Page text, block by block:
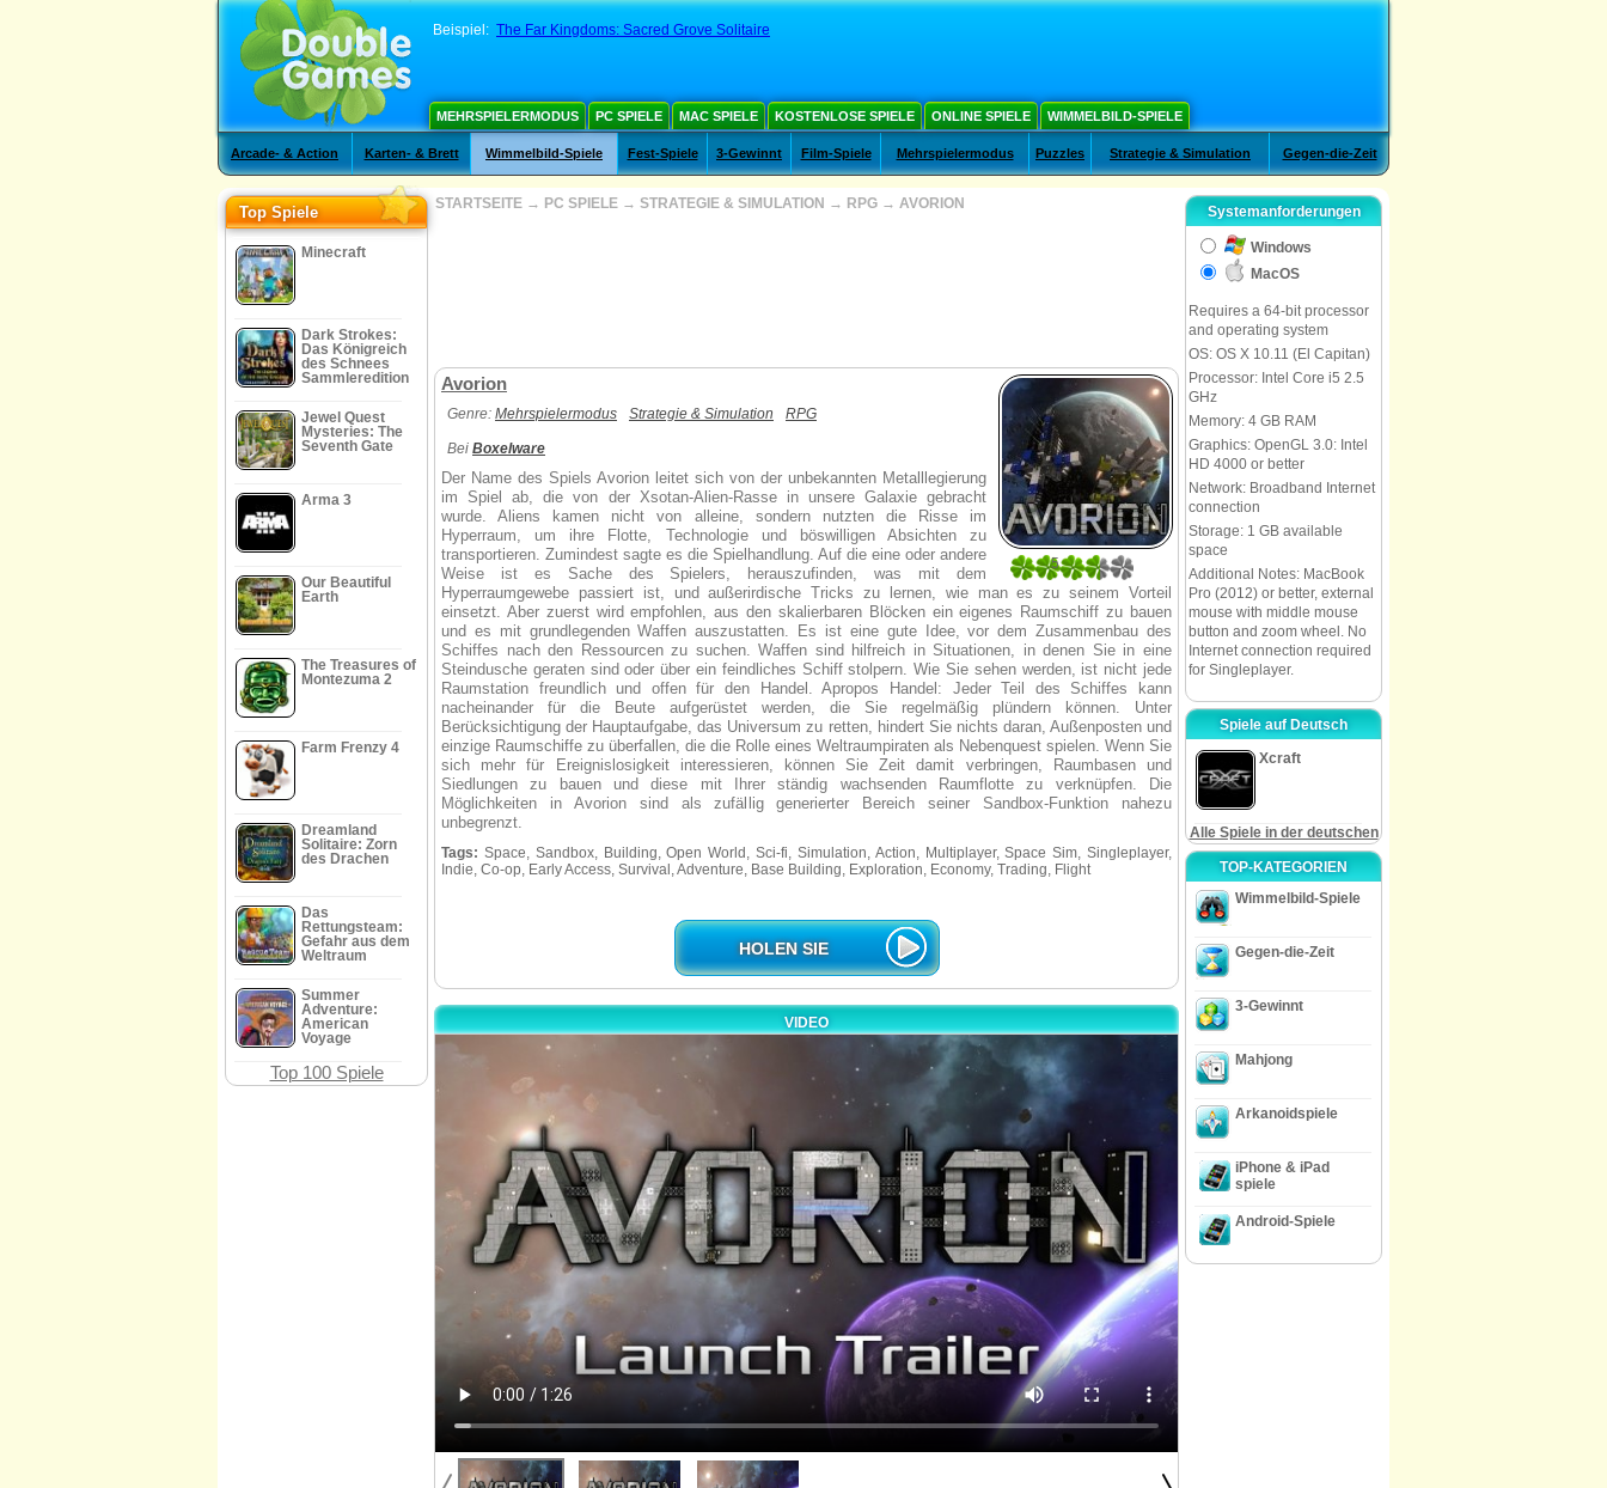
Beispiel: The Far Kingdoms: Sacred Grove Solitaire
MEHRSPIELERMODUS PC SPIELE MAC SPIELE KOSTENLOSE SPIELE ONLINE SPIELE WIMMELBILD-SPIELE
Arcade- & Action Karten- & Brett Wimmelbild-Spiele Fest-Spiele 3-Gewinnt Film-Spiele Mehrspielermodus Puzzles Strategie & Simulation Gegen-die-Zeit
Top Spiele
Minecraft
Dark Strokes:
Das Königreich
des Schnees
Sammleredition
Jewel Quest
Mysteries: The
Seventh Gate
Arma 3
Our Beautiful
Earth
The Treasures of
Montezuma 2
Farm Frenzy 4
Dreamland
Solitaire: Zorn
des Drachen
Das
Rettungsteam:
Gefahr aus dem
Weltraum
Summer
Adventure:
American
Voyage
Top 100 Spiele
STARTSEITE → PC SPIELE → STRATEGIE & SIMULATION → RPG → AVORION
5
1
Avorion
Genre: Mehrspielermodus Strategie & Simulation RPG
Bei Boxelware
Der Name des Spiels Avorion leitet sich von der unbekannten Metalllegierung
im Spiel ab, die von der Xsotan-Alien-Rasse in unsere Galaxie gebracht
wurde. Aliens kamen nicht von alleine, sondern nutzten die Risse im
Hyperraum, um ihre Flotte, Technologie und böswilligen Absichten zu
transportieren. Zumindest sagte es die Spielhandlung. Auf die eine oder andere
Weise ist es Sache des Spielers, herauszufinden, was mit dem
Hyperraumgewebe passiert ist, und außerirdische Tricks zu lernen, wie man es zu seinem Vorteil
einsetzt. Aber zuerst wird empfohlen, aus den skalierbaren Blöcken ein eigenes Raumschiff zu bauen
und es mit grundlegenden Waffen auszustatten. Es ist eine gute Idee, vor dem Zusammenbau des
Schiffes nach den Ressourcen zu suchen. Waffen sind hilfreich in Situationen, in denen Sie in eine
Steindusche geraten sind oder über ein feindliches Schiff stolpern. Wie Sie sehen werden, ist nicht jede
Raumstation freundlich und offen für den Handel. Apropos Handel: Jeder Teil des Schiffes kann
nacheinander für die Beute aufgerüstet werden, die Sie regelmäßig plündern können. Unter
Berücksichtigung der Hauptaufgabe, das Universum zu retten, hindert Sie nichts daran, Außenposten und
einzige Raumschiffe zu überfallen, die die Rolle eines Weltraumpiraten als Nebenquest spielen. Wenn Sie
sich mehr für Ereignislosigkeit interessieren, können Sie Zeit damit verbringen, Raumbasen und
Siedlungen zu bauen und diese mit Ihrer ständig wachsenden Raumflotte zu verknüpfen. Die
Möglichkeiten in Avorion sind als zufällig generierter Bereich seiner Sandbox-Funktion nahezu
unbegrenzt.
Tags: Space, Sandbox, Building, Open World, Sci-fi, Simulation, Action, Multiplayer, Space Sim, Singleplayer,
Indie, Co-op, Early Access, Survival, Adventure, Base Building, Exploration, Economy, Trading, Flight
HOLEN SIE
VIDEO
Systemanforderungen
Windows
MacOS
Requires a 64-bit processor
and operating system
OS: OS X 10.11 (El Capitan)
Processor: Intel Core i5 2.5
GHz
Memory: 4 GB RAM
Graphics: OpenGL 3.0: Intel
HD 4000 or better
Network: Broadband Internet
connection
Storage: 1 GB available
space
Additional Notes: MacBook
Pro (2012) or better, external
mouse with middle mouse
button and zoom wheel. No
Internet connection required
for Singleplayer.
Spiele auf Deutsch
Xcraft
Alle Spiele in der deutschen
TOP-KATEGORIEN
Wimmelbild-Spiele
Gegen-die-Zeit
3-Gewinnt
Mahjong
Arkanoidspiele
iPhone & iPad
spiele
Android-Spiele